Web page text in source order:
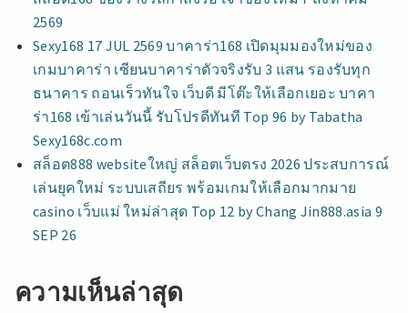
2569
Sexy168 17 JUL 2569 บาคาร่า168 เปิดมุมมองใหม่ของ
เกมบาคาร่า เซียนบาคาร่าตัวจริงรับ 3 แสน รองรับทุก
ธนาคาร ถอนเร็วทันใจ เว็บดี มีโต๊ะให้เลือกเยอะ บาคา
ร่า168 เข้าเล่นวันนี้ รับโปรดีทันที Top 96 by Tabatha
Sexy168c.com
สล็อต888 websiteใหญ่ สล็อตเว็บตรง 2026 ประสบการณ์
เล่นยุคใหม่ ระบบเสถียร พร้อมเกมให้เลือกมากมาย
casino เว็บแม่ ใหม่ล่าสุด Top 12 by Chang Jin888.asia 9
SEP 26
ความเห็นล่าสุด